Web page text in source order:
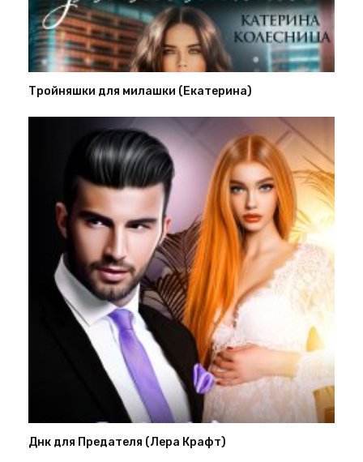
Тройняшки для милашки (Екатерина)
Днк для Предателя (Лера Крафт)